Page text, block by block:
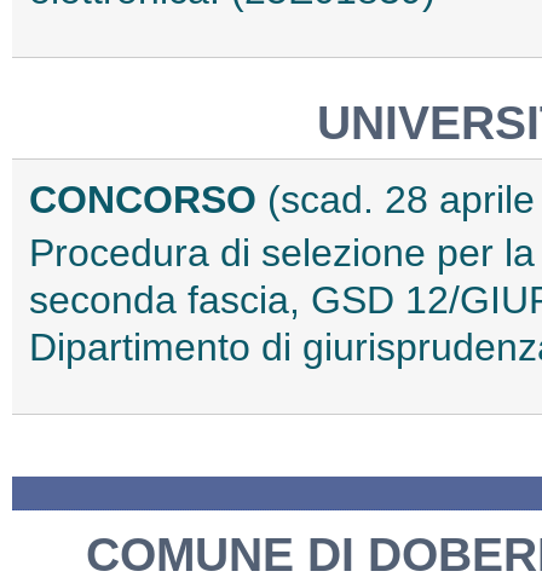
CONCORSO (scad. 28
Procedura di selezione per
seconda fascia, GSD 12/
Dipartimento di
COMUNE DI